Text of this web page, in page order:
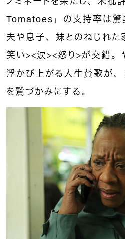
Tomatoes」の支持率は驚
夫や息子、妹とのねじれた
笑い＞＜涙＞＜怒り＞が交錯
浮かび上がる人生賛歌が
を鷲づかみにする。